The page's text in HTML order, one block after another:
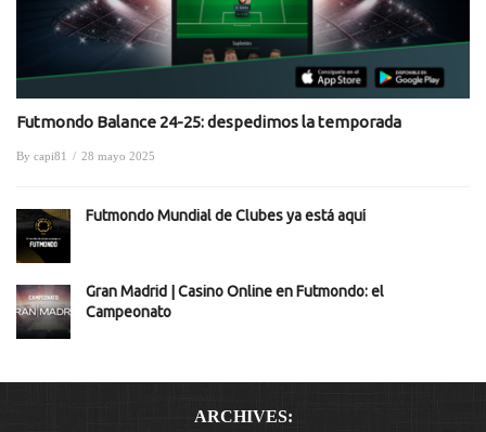
Futmondo Balance 24-25: despedimos la temporada
By capi81 / 28 mayo 2025
Futmondo Mundial de Clubes ya está aquí
Gran Madrid | Casino Online en Futmondo: el
Campeonato
ARCHIVES: